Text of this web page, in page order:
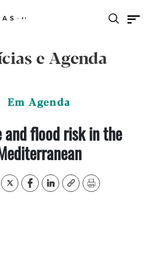
e Agenda
Em Agenda
flood risk in the